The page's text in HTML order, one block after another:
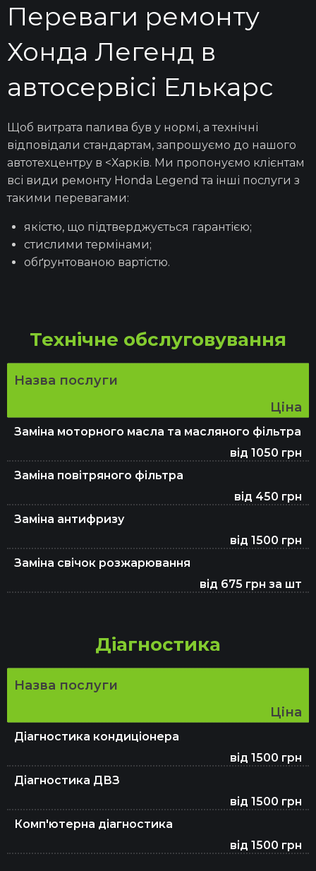
Ремонт ходової
Ремонт турбін
Заправка автокондиціонерів
Перевірка авто перед покупкою
Заміна ГРМ
Заміна паливного фільтра
Заміна повітряного фільтра
Заміна зчеплення DSG 7
Регулювання клапанів
Переваги ремонту
Хонда Легенд в
автосервісі Елькарс
Щоб витрата палива був у нормі, а технічні
відповідали стандартам, запрошуємо до нашого
автотехцентру в <Харків. Ми пропонуємо клієнтам
всі види ремонту Honda Legend та інші послуги з
такими перевагами:
якістю, що підтверджується гарантією;
стислими термінами;
обґрунтованою вартістю.
Технічне обслуговування
Назва послуги
Ціна
Заміна моторного масла та масляного фільтра
від 1050 грн
Заміна повітряного фільтра
від 450 грн
Заміна антифризу
від 1500 грн
Заміна свічок розжарювання
від 675 грн за шт
Діагностика
Назва послуги
Ціна
Діагностика кондиціонера
від 1500 грн
Діагностика ДВЗ
від 1500 грн
Комп'ютерна діагностика
від 1500 грн